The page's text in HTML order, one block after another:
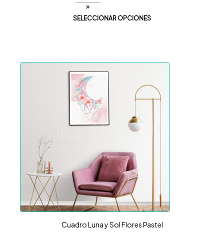
SELECCIONAR OPCIONES
Cuadro Luna y Sol Flores Pastel